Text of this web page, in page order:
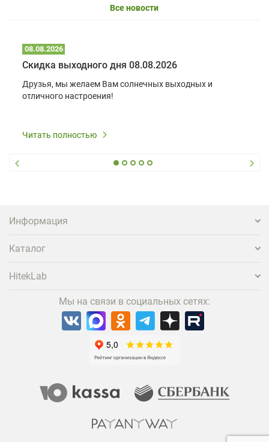
Все новости
08.08.2026
Скидка выходного дня 08.08.2026
Друзья, мы желаем Вам солнечных выходных и
отличного настроения!
Читать полностью
Информация
Каталог
HitekLab
Мы на связи в социальных сетях: